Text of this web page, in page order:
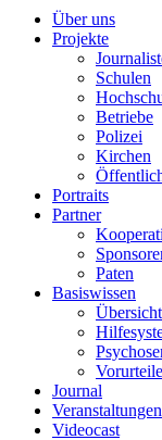
Über uns
Projekte
Schulen
Betriebe
Polizei
Kirchen
Portraits
Partner
Paten
Basiswissen
Vorurteile
Journal
Veranstaltungen
Videocast